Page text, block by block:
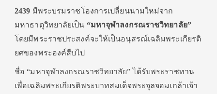
2439 มีพระบรมราชโองการเปลี่ยนนามใหม่จาก
มหาธาตุวิทยาลัยเป็น “มหาจุฬาลงกรณราชวิทยาลัย”
โดยมีพระราชประสงค์จะให้เป็นอนุสรณ์เฉลิมพระเกียรติ
ยศของพระองค์สืบไป
ชื่อ “มหาจุฬาลงกรณราชวิทยาลัย” ได้รับพระราชทาน
เพื่อเฉลิมพระเกียรติพระบาทสมเด็จพระจุลจอมเกล้าเจ้า